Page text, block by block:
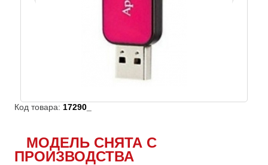
Код товара: 17290_
МОДЕЛЬ СНЯТА С
ПРОИЗВОДСТВА